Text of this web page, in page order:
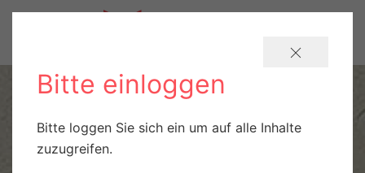
Bitte einloggen
Bitte loggen Sie sich ein um auf alle Inhalte
zuzugreifen.